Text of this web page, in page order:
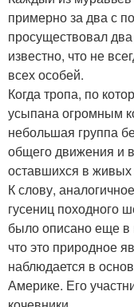
примерно за два с
просуществовал
известно, что не
всех особей.
Когда тропа, по
усыпана огромным
небольшая группа
общего движения и
оставшихся в живых
К слову,
гусениц походного
было описано еще в
что это природное
наблюдается в
Америке. Его